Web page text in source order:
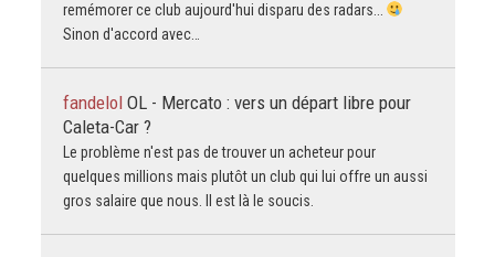
remémorer ce club aujourd'hui disparu des radars...
Sinon d'accord avec…
fandelol OL - Mercato : vers un départ libre pour
Caleta-Car ?
Le problème n'est pas de trouver un acheteur pour
quelques millions mais plutôt un club qui lui offre un aussi
gros salaire que nous. Il est là le soucis.